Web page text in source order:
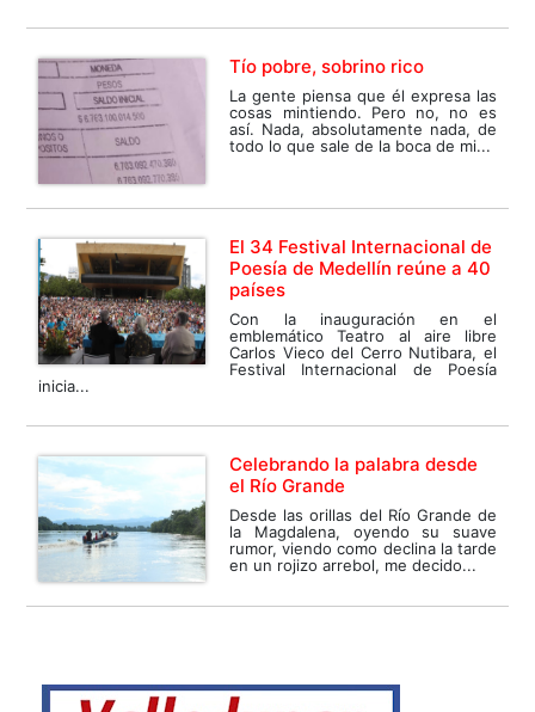
Tío pobre, sobrino rico
La gente piensa que él expresa las
cosas mintiendo. Pero no, no es
así. Nada, absolutamente nada, de
todo lo que sale de la boca de mi...
El 34 Festival Internacional de
Poesía de Medellín reúne a 40
países
Con la inauguración en el
emblemático Teatro al aire libre
Carlos Vieco del Cerro Nutibara, el
Festival Internacional de Poesía
inicia...
Celebrando la palabra desde
el Río Grande
Desde las orillas del Río Grande de
la Magdalena, oyendo su suave
rumor, viendo como declina la tarde
en un rojizo arrebol, me decido...